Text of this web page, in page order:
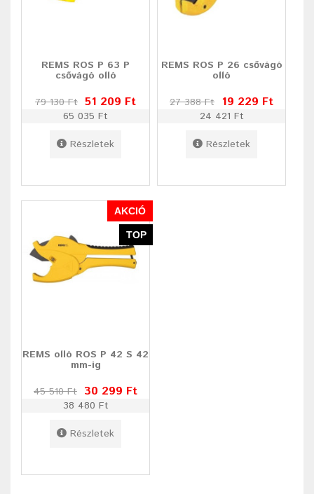
REMS ROS P 63 P
csővágó olló
79 130 Ft 51 209 Ft
65 035 Ft
Részletek
REMS ROS P 26 csővágó
olló
27 388 Ft 19 229 Ft
24 421 Ft
Részletek
AKCIÓ
TOP
REMS olló ROS P 42 S 42
mm-ig
45 510 Ft 30 299 Ft
38 480 Ft
Részletek